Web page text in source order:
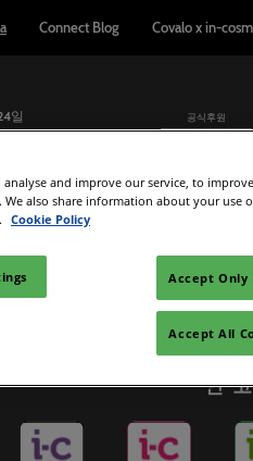
Connect Blog Covalo x in-
일
공식후원
하기
참가업체 리스트 교육
인-
analyse and improve our service, to
We also share information about your use
Cookie Policy
Accept Only
Accept All